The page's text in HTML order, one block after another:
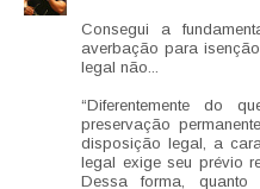
Consegui a
averbação para
legal não...
“Diferentemente do
preservação
disposição legal, a
legal exige seu prévio
Dessa forma,